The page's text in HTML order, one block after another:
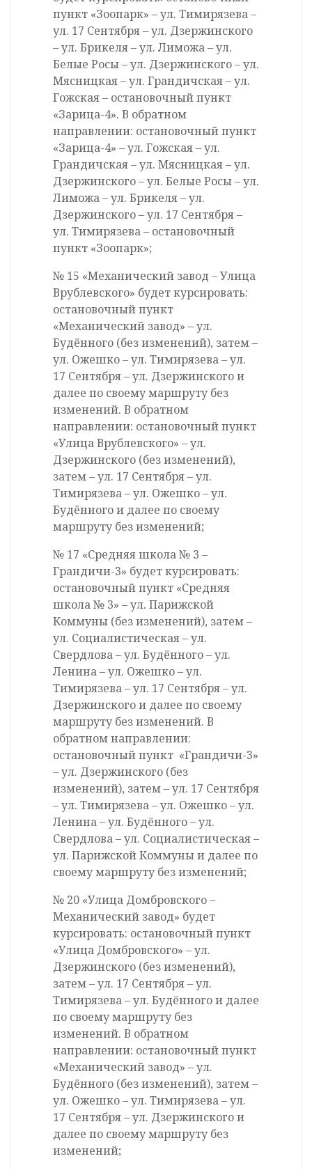
пункт «Зоопарк» – ул. Тимирязева –
ул. 17 Сентября – ул. Дзержинского
– ул. Брикеля – ул. Лиможа – ул.
Белые Росы – ул. Дзержинского – ул.
Мясницкая – ул. Грандичская – ул.
Гожская – остановочный пункт
«Зарица-4». В обратном
направлении: остановочный пункт
«Зарица-4» – ул. Гожская – ул.
Грандичская – ул. Мясницкая – ул.
Дзержинского – ул. Белые Росы – ул.
Лиможа – ул. Брикеля – ул.
Дзержинского – ул. 17 Сентября –
ул. Тимирязева – остановочный
пункт «Зоопарк»;
№ 15 «Механический завод – Улица
Врублевского» будет курсировать:
остановочный пункт
«Механический завод» – ул.
Будённого (без изменений), затем –
ул. Ожешко – ул. Тимирязева – ул.
17 Сентября – ул. Дзержинского и
далее по своему маршруту без
изменений. В обратном
направлении: остановочный пункт
«Улица Врублевского» – ул.
Дзержинского (без изменений),
затем – ул. 17 Сентября – ул.
Тимирязева – ул. Ожешко – ул.
Будённого и далее по своему
маршруту без изменений;
№ 17 «Средняя школа № 3 –
Грандичи-3» будет курсировать:
остановочный пункт «Средняя
школа № 3» – ул. Парижской
Коммуны (без изменений), затем –
ул. Социалистическая – ул.
Свердлова – ул. Будённого – ул.
Ленина – ул. Ожешко – ул.
Тимирязева – ул. 17 Сентября – ул.
Дзержинского и далее по своему
маршруту без изменений. В
обратном направлении:
остановочный пункт «Грандичи-3»
– ул. Дзержинского (без
изменений), затем – ул. 17 Сентября
– ул. Тимирязева – ул. Ожешко – ул.
Ленина – ул. Будённого – ул.
Свердлова – ул. Социалистическая –
ул. Парижской Коммуны и далее по
своему маршруту без изменений;
№ 20 «Улица Домбровского –
Механический завод» будет
курсировать: остановочный пункт
«Улица Домбровского» – ул.
Дзержинского (без изменений),
затем – ул. 17 Сентября – ул.
Тимирязева – ул. Будённого и далее
по своему маршруту без
изменений. В обратном
направлении: остановочный пункт
«Механический завод» – ул.
Будённого (без изменений), затем –
ул. Ожешко – ул. Тимирязева – ул.
17 Сентября – ул. Дзержинского и
далее по своему маршруту без
изменений;